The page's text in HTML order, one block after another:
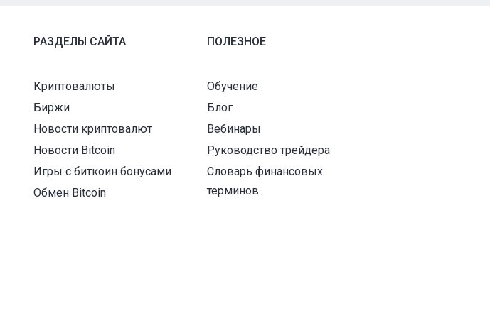
РАЗДЕЛЫ САЙТА
Криптовалюты
Биржи
Новости криптовалют
Новости Bitcoin
Игры с биткоин бонусами
Обмен Bitcoin
ПОЛЕЗНОЕ
Обучение
Блог
Вебинары
Руководство трейдера
Словарь финансовых
терминов